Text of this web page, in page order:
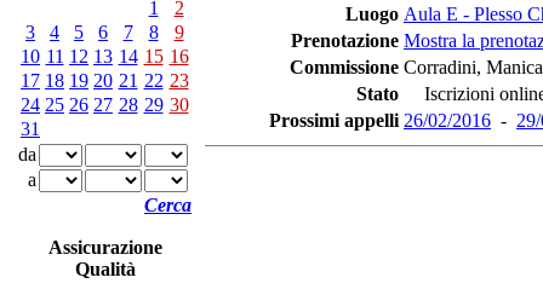
1
2
3
4 5 6 7 8
9
10 11 12 13 14 15 16
17 18 19 20 21 22 23
24 25 26 27 28 29 30
31
da
a
Cerca
Assicurazione
Qualità
Luogo Aula E - Plesso
Prenotazione Mostra la
Commissione Corradini,
Stato
Iscrizioni
Prossimi appelli 26/02/2016 -